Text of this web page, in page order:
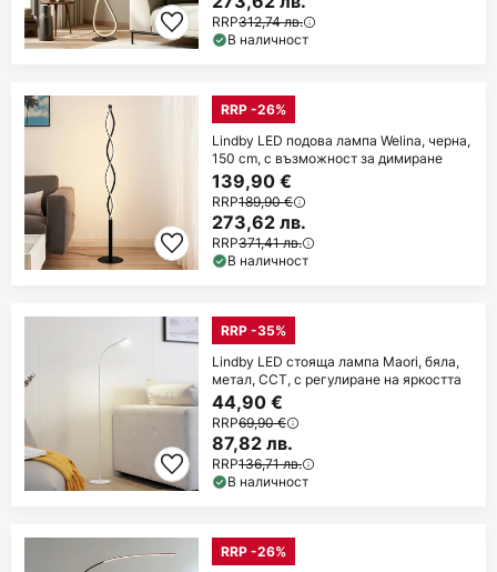
RRP312,74 лв.
В наличност
RRP -26%
Lindby LED подова лампа Welina, черна,
150 cm, с възможност за димиране
139,90 €
RRP189,90 €
273,62 лв.
RRP371,41 лв.
В наличност
RRP -35%
Lindby LED стояща лампа Maori, бяла,
метал, CCT, с регулиране на яркостта
44,90 €
RRP69,90 €
87,82 лв.
RRP136,71 лв.
В наличност
RRP -26%